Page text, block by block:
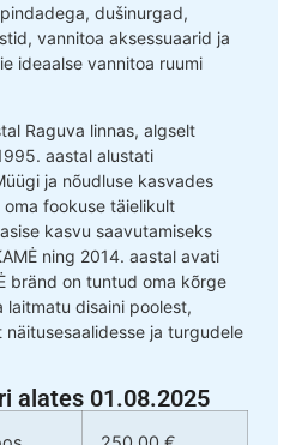
dušinurgad,
vannitoa aksessuaarid ja
ideaalse vannitoa ruumi
Raguva linnas, algselt
aastal alustati
ja nõudluse kasvades
fookuse täielikult
kasvu saavutamiseks
ning 2014. aastal avati
bränd on tuntud oma kõrge
disaini poolest,
ja turgudele
alates 01.08.2025